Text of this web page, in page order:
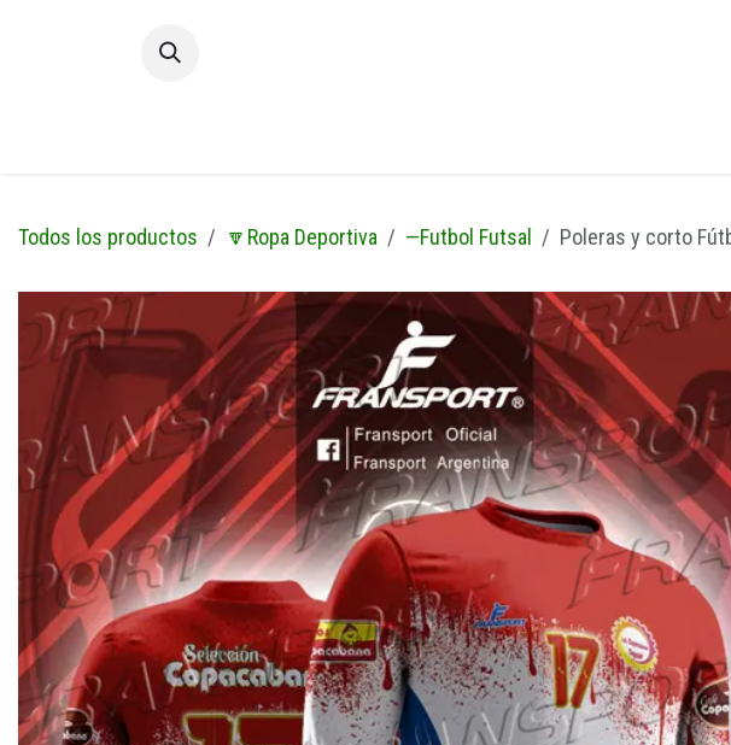
Todos los productos 🔽Ropa Deportiva —Futbol Futsal Poleras y corto